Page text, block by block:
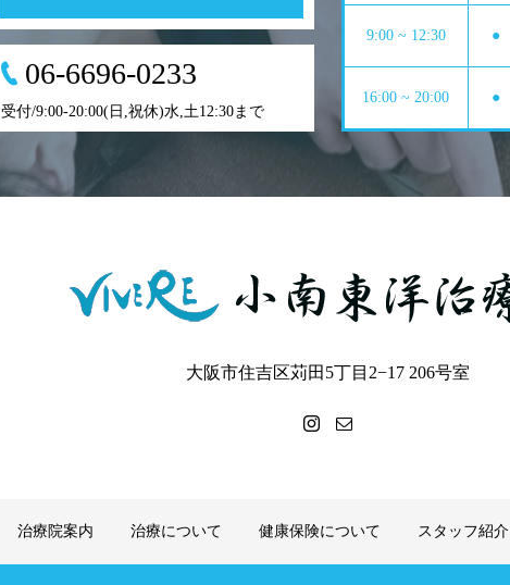
06-6696-0233
受付/9:00-20:00(日,祝休)水,土12:30まで
9:00 ~ 12:30 ●
16:00 ~ 20:00 ●
大阪市住吉区苅田5丁目2−17 206号室
治療院案内 治療について 健康保険について スタッフ紹介